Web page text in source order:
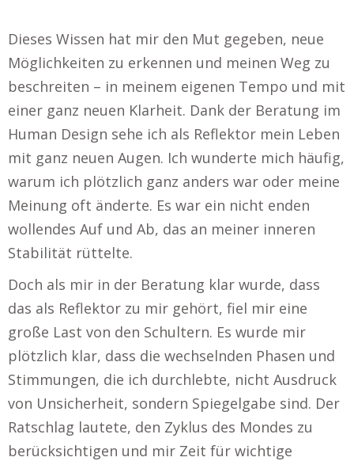
Dieses Wissen hat mir den Mut gegeben, neue
Möglichkeiten zu erkennen und meinen Weg zu
beschreiten – in meinem eigenen Tempo und mit
einer ganz neuen Klarheit. Dank der Beratung im
Human Design sehe ich als Reflektor mein Leben
mit ganz neuen Augen. Ich wunderte mich häufig,
warum ich plötzlich ganz anders war oder meine
Meinung oft änderte. Es war ein nicht enden
wollendes Auf und Ab, das an meiner inneren
Stabilität rüttelte.
Doch als mir in der Beratung klar wurde, dass
das als Reflektor zu mir gehört, fiel mir eine
große Last von den Schultern. Es wurde mir
plötzlich klar, dass die wechselnden Phasen und
Stimmungen, die ich durchlebte, nicht Ausdruck
von Unsicherheit, sondern Spiegelgabe sind. Der
Ratschlag lautete, den Zyklus des Mondes zu
berücksichtigen und mir Zeit für wichtige